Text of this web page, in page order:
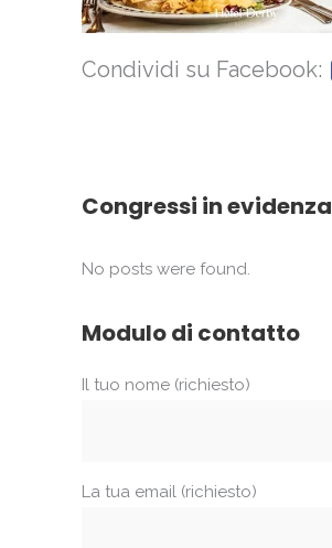
Condividi su Facebook:
Congressi in evidenza
No posts were found.
Modulo di contatto
Il tuo nome (richiesto)
La tua email (richiesto)